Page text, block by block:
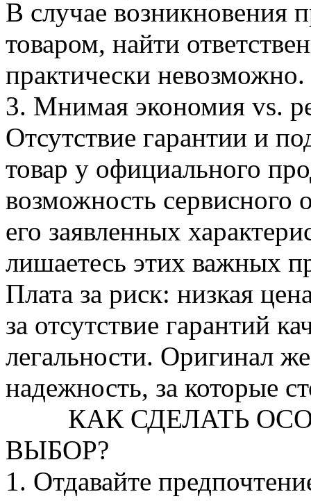
В случае возникновения
товаром, найти
практически невозможно.
3. Мнимая экономия vs.
Отсутствие гарантии и
товар у официального
возможность сервисного
его заявленных
лишаетесь этих важных
Плата за риск: низкая
за отсутствие гарантий
легальности. Оригинал
надежность, за которые
КАК СДЕЛАТЬ
ВЫБОР?
1. Отдавайте